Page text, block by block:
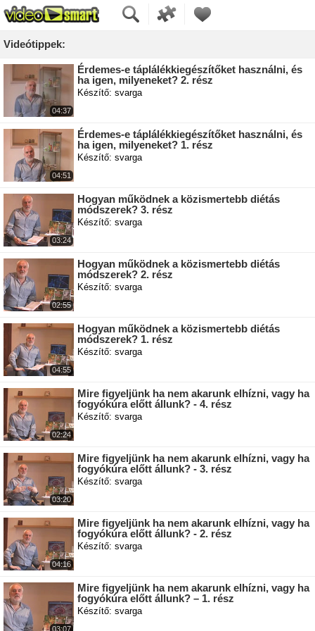
Videótippek:
04:37
Érdemes-e táplálékkiegészítőket használni, és
ha igen, milyeneket? 2. rész
Készítő: svarga
04:51
Érdemes-e táplálékkiegészítőket használni, és
ha igen, milyeneket? 1. rész
Készítő: svarga
03:24
Hogyan működnek a közismertebb diétás
módszerek? 3. rész
Készítő: svarga
02:55
Hogyan működnek a közismertebb diétás
módszerek? 2. rész
Készítő: svarga
04:55
Hogyan működnek a közismertebb diétás
módszerek? 1. rész
Készítő: svarga
02:24
Mire figyeljünk ha nem akarunk elhízni, vagy ha
fogyókúra előtt állunk? - 4. rész
Készítő: svarga
03:20
Mire figyeljünk ha nem akarunk elhízni, vagy ha
fogyókúra előtt állunk? - 3. rész
Készítő: svarga
04:16
Mire figyeljünk ha nem akarunk elhízni, vagy ha
fogyókúra előtt állunk? - 2. rész
Készítő: svarga
03:07
Mire figyeljünk ha nem akarunk elhízni, vagy ha
fogyókúra előtt állunk? – 1. rész
Készítő: svarga